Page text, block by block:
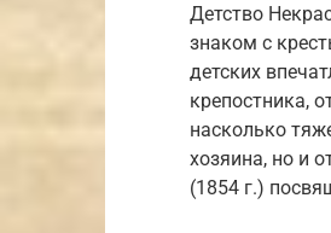
Детство
знаком с
детских
крепостника,
насколько
хозяина, но и
(1854 г.)